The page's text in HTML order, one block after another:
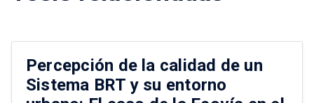
Percepción de la calidad de un
Sistema BRT y su entorno